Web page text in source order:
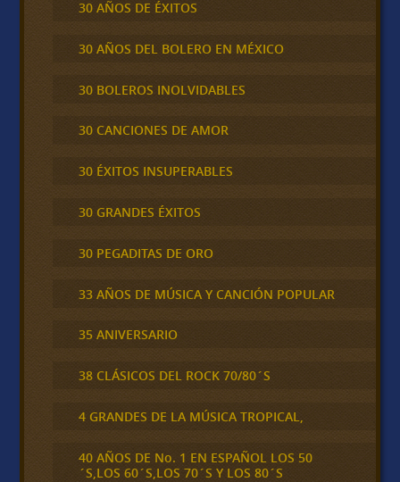
30 AÑOS DE ÉXITOS
30 AÑOS DEL BOLERO EN MÉXICO
30 BOLEROS INOLVIDABLES
30 CANCIONES DE AMOR
30 ÉXITOS INSUPERABLES
30 GRANDES ÉXITOS
30 PEGADITAS DE ORO
33 AÑOS DE MÚSICA Y CANCIÓN POPULAR
35 ANIVERSARIO
38 CLÁSICOS DEL ROCK 70/80´S
4 GRANDES DE LA MÚSICA TROPICAL,
40 AÑOS DE No. 1 EN ESPAÑOL LOS 50
´S,LOS 60´S,LOS 70´S Y LOS 80´S